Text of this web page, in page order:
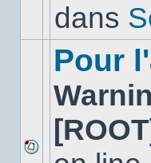
dansdans
Pour